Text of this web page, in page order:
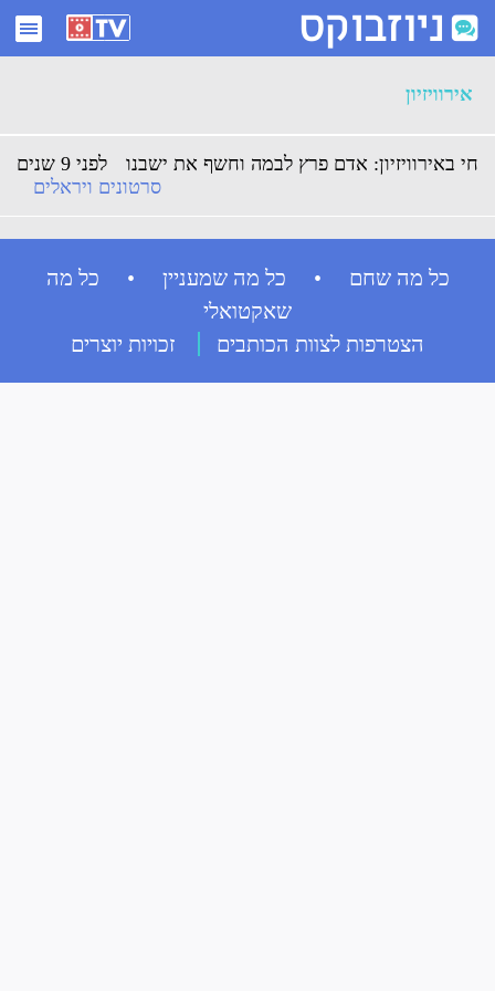
ארכיון אירוויזיון - ניוזבוקס
אירוויזיון
חי באירוויזיון: אדם פרץ לבמה וחשף את ישבנו
לפני 9 שנים
סרטונים ויראלים
כל מה שחם • כל מה שמעניין • כל מה
שאקטואלי
הצטרפות לצוות הכותבים
זכויות יוצרים